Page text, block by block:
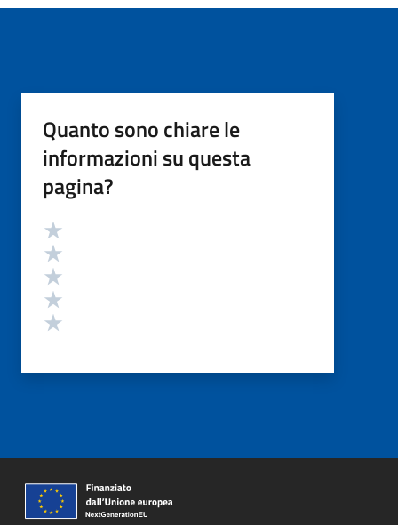
Quanto sono chiare le
informazioni su questa
pagina?
Valutazione